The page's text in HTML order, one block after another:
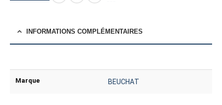
INFORMATIONS COMPLÉMENTAIRES
Marque BEUCHAT